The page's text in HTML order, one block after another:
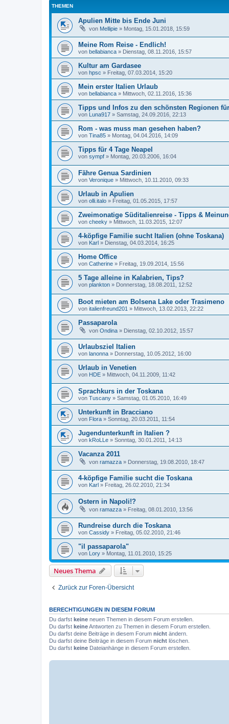
THEMEN
Apulien Mitte bis Ende Juni
von Mellipie » Montag, 15.01.2018, 15:59
Meine Rom Reise - Endlich!
von bellabianca » Dienstag, 08.11.2016, 15:57
Kultur am Gardasee
von hpsc » Freitag, 07.03.2014, 15:20
Mein erster Italien Urlaub
von bellabianca » Mittwoch, 02.11.2016, 15:36
Tipps und Infos zu den schönsten Regionen
von Luna917 » Samstag, 24.09.2016, 22:13
Rom - was muss man gesehen haben?
von Tina85 » Montag, 04.04.2016, 14:09
Tipps für 4 Tage Neapel
von sympf » Montag, 20.03.2006, 16:04
Fähre Genua Sardinien
von Veronique » Mittwoch, 10.11.2010, 09:33
Urlaub in Apulien
von olli.italo » Freitag, 01.05.2015, 17:57
Zweimonatige Süditalienreise - Tipps &
von cheeky » Mittwoch, 11.03.2015, 12:07
4-köpfige Familie sucht Italien (ohne Toskana)
von Karl » Dienstag, 04.03.2014, 16:25
Home Office
von Catherine » Freitag, 19.09.2014, 15:56
5 Tage alleine in Kalabrien, Tips?
von plankton » Donnerstag, 18.08.2011, 12:52
Boot mieten am Bolsena Lake oder Trasimeno
von italienfreund201 » Mittwoch, 13.02.2013, 22:22
Passaparola
von Ondina » Dienstag, 02.10.2012, 15:57
Urlaubsziel Italien
von lanonna » Donnerstag, 10.05.2012, 16:00
Urlaub in Venetien
von HDE » Mittwoch, 04.11.2009, 11:42
Sprachkurs in der Toskana
von Tuscany » Samstag, 01.05.2010, 16:49
Unterkunft in Bracciano
von Flora » Sonntag, 20.03.2011, 11:54
Jugendunterkunft in Italien ?
von kRoLLe » Sonntag, 30.01.2011, 14:13
Vacanza 2011
von ramazza » Donnerstag, 19.08.2010, 18:47
4-köpfige Familie sucht die Toskana
von Karl » Freitag, 26.02.2010, 21:34
Ostern in Napoli!?
von ramazza » Freitag, 08.01.2010, 13:56
Rundreise durch die Toskana
von Cassidy » Freitag, 05.02.2010, 21:46
"il passaparola"
von Lory » Montag, 11.01.2010, 15:25
Neues Thema
Zurück zur Foren-Übersicht
BERECHTIGUNGEN IN DIESEM FORUM
Du darfst keine neuen Themen in diesem Forum erstellen.
Du darfst keineAntworten zu Themen in diesem Forum erstellen.
Du darfst deine Beiträge in diesem Forum nicht ändern.
Du darfst deine Beiträge in diesem Forum nicht löschen.
Du darfst keine Dateianhänge in diesem Forum erstellen.